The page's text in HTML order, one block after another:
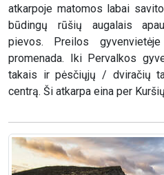
atkarpoje matomos labai
būdingų rūšių augalais
pievos. Preilos
promenada. Iki Pervalkos
takais ir pėsčiųjų / dviračių
centrą. Ši atkarpa eina per